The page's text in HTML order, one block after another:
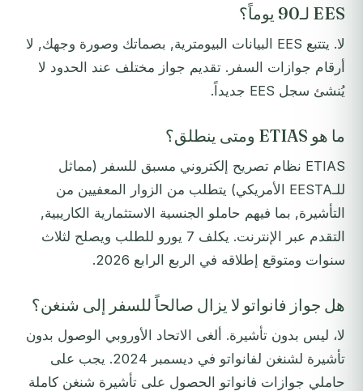
EES لـ90 يوماً؟
لا. يتتبع EES البيانات البيومترية, بصماتك وصورة وجهك, لا
أرقام جوازات السفر. تقديم جواز مختلف عند الحدود لا
يُنشئ سجل EES جديداً.
ما هو ETIAS ومتى ينطلق؟
ETIAS نظام تصريح إلكتروني مسبق للسفر (مماثل
للـEESTA الأمريكي) يتطلب من الزوار المعفيين من
التأشيرة, بما فيهم حاملو الجنسية الاستثمارية الكاريبية,
التقدم عبر الإنترنت. يكلف 7 يورو للطلب ويصلح لثلاث
سنوات ومتوقع إطلاقه في الربع الرابع 2026.
هل جواز فانواتو لا يزال صالحاً للسفر إلى شنغن؟
لا، ليس بدون تأشيرة. ألغى الاتحاد الأوروبي الوصول بدون
تأشيرة لشنغن لفانواتو في ديسمبر 2024. يجب على
حاملي جوازات فانواتو الحصول على تأشيرة شنغن كاملة